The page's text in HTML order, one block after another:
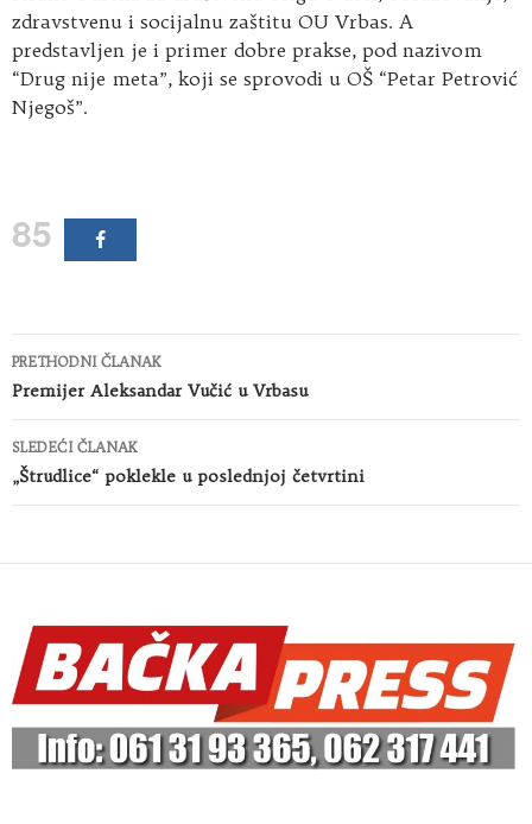
zdravstvenu i socijalnu zaštitu OU Vrbas. A
predstavljen je i primer dobre prakse, pod nazivom
“Drug nije meta”, koji se sprovodi u OŠ “Petar Petrović
Njegoš”.
85
Kretanje
članaka
PRETHODNI ČLANAK
Premijer Aleksandar Vučić u Vrbasu
SLEDEĆI ČLANAK
„Štrudlice“ poklekle u poslednjoj četvrtini